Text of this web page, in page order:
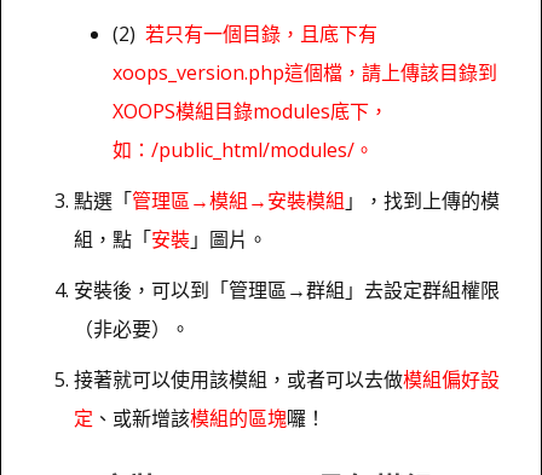
(2) 若只有一個目錄，且底下有
xoops_version.php這個檔，請上傳該目錄到
XOOPS模組目錄modules底下，
如：/public_html/modules/。
點選「管理區→模組→安裝模組 」，找到上傳的模
組，點「安裝」圖片。
安裝後，可以到「管理區→群組」去設定群組權限
（非必要）。
接著就可以使用該模組，或者可以去做模組偏好設
定 、或新增該模組的區塊囉！